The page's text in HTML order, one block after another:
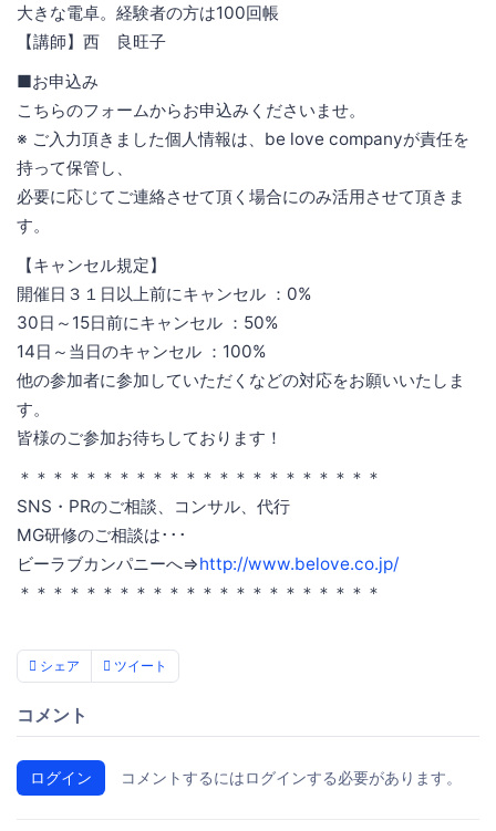
大きな電卓。経験者の方は100回帳
【講師】西 良旺子
■お申込み
こちらのフォームからお申込みくださいませ。
※ ご入力頂きました個人情報は、be love companyが責任を
持って保管し、
必要に応じてご連絡させて頂く場合にのみ活用させて頂きま
す。
【キャンセル規定】
開催日３１日以上前にキャンセル ：0%
30日～15日前にキャンセル ：50%
14日～当日のキャンセル ：100%
他の参加者に参加していただくなどの対応をお願いいたしま
す。
皆様のご参加お待ちしております！
＊＊＊＊＊＊＊＊＊＊＊＊＊＊＊＊＊＊＊＊＊＊
SNS・PRのご相談、コンサル、代行
MG研修のご相談は･･･
ビーラブカンパニーへ⇒http://www.belove.co.jp/
＊＊＊＊＊＊＊＊＊＊＊＊＊＊＊＊＊＊＊＊＊＊
シェア ツイート
コメント
ログイン コメントするにはログインする必要があります。